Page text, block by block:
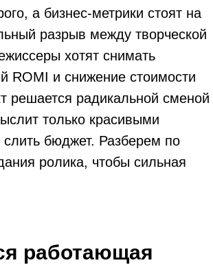
а бизнес-метрики стоят на
разрыв между творческой
хотят снимать
ROMI и снижение стоимости
решается радикальной сменой
только красивыми
бюджет. Разберем по
ролика, чтобы сильная
работающая